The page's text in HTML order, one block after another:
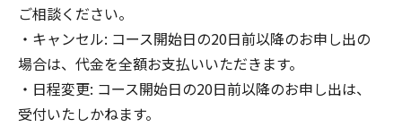
ご相談ください。
キャンセル: コース開始日の20日前以降のお申し出の
場合は、代金を全額お支払いいただきます。
日程変更: コース開始日の20日前以降のお申し出は、
受付いたしかねます。